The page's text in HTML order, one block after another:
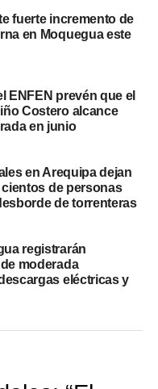
da inicio al OECE
públicas
89 años en Lima
fuerte incremento de
en Moquegua este
ENFEN prevén que el
Costero alcance
en junio
en Arequipa dejan
de personas
de torrenteras
registrarán
moderada
eléctricas y